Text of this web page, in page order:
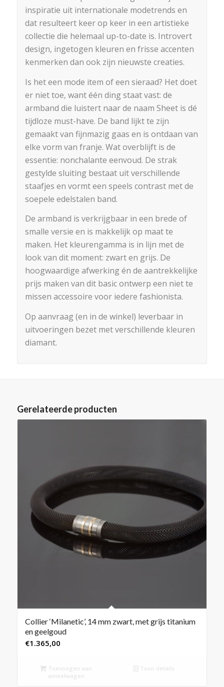
inspiratie uit internationale modetrends en
dat resulteert keer op keer in een artistieke
collectie die helemaal up-to-date is. Introvert
design, ingetogen kleuren en frisse accenten
kenmerken dan ook zijn nieuwste creaties.
Is het een mode item of een sieraad? Het doet
er niet toe, want één ding staat vast: de
armband die luistert naar de naam Sheet is dé
tijdloze must-have. De band lijkt te zijn
gemaakt van fijnmazig gaas en is ontdaan van
elke vorm van franje. Wat overblijft is de
essentie: nonchalante eenvoud. De strak
gestylde sluiting bestaat uit verschillende
staafjes en vormt een speels contrast met de
soepele edelstalen band.
De armband is verkrijgbaar in een brede of
smalle versie en is makkelijk op maat te
maken. Het kleurengamma is in lijn met de
look van dit moment: zwart en grijs. De
hoogwaardige afwerking én de aantrekkelijke
prijs maken van dit basic ontwerp een niet te
missen accessoire voor iedere fashionista.
Op aanvraag (en in de winkel) leverbaar in
uitvoeringen bezet met verschillende kleuren
diamant.
Gerelateerde producten
Collier ‘Milanetic’, 14 mm zwart, met grijs titanium
en geelgoud
€1.365,00
Toevoegen aan
winkelwagen
Toon details